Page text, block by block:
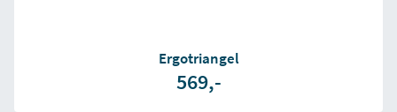
Ergotriangel
569,-